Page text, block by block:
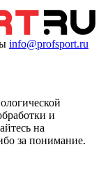
info@profsport.ru
и
на
за понимание.